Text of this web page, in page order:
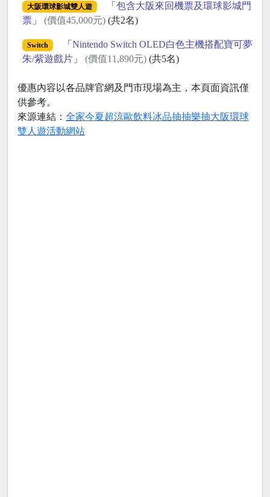
大阪環球影城雙人遊 「 包含大阪來回機票及環球影城門
票 」 (價值45,000元) (共2名)
Switch 「 Nintendo Switch OLED白色主機搭配寶可夢
朱/紫遊戲片 」 (價值11,890元) (共5名)
優惠內容以各品牌官網及門市現場為主，本頁面資訊僅
供參考。
來源連結： 全家今夏超涼歐飲料冰品抽抽樂抽大阪環球
雙人遊活動網站